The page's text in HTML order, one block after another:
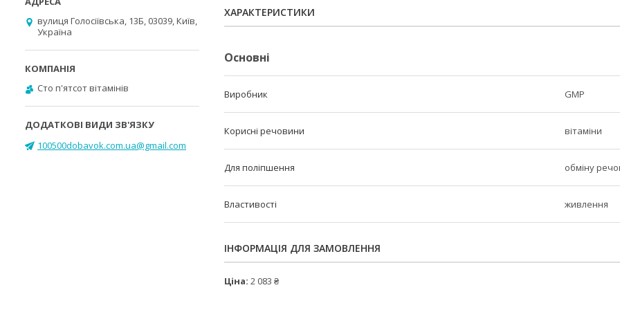
ХАРАКТЕРИСТИКИ
Основні
Виробник GMP
Корисні речовини вітаміни
Для поліпшення обміну
Властивості живлення
ІНФОРМАЦІЯ ДЛЯ ЗАМОВЛЕННЯ
Ціна: 2 083 ₴
вулиця Голосіївська, 13Б, 03039, Київ,
Україна
Cто п'ятсот вітамінів
100500dobavok.com.ua@gmail.com